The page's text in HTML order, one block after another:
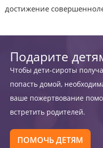
достижение
Подарите
Чтобы дети-сироты
попасть домой,
ваше пожертвование
встретить родителей.
ПОМОЧЬ ДЕТЯМ